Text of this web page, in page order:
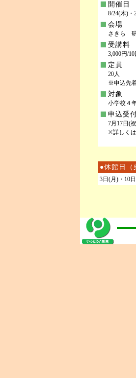
開催日
8/24(木)・
会場
さきら
受講料
3,000円/10
定員
20人
※申込先
対象
小学校４
申込受
7月17日(
※詳しく
●休館日（
3日(月)・10